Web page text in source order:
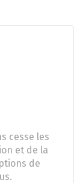
cesse les
et de la
de